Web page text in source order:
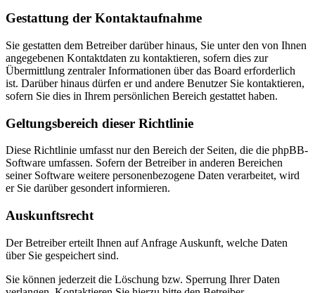
Gestattung der Kontaktaufnahme
Sie gestatten dem Betreiber darüber hinaus, Sie unter den von Ihnen
angegebenen Kontaktdaten zu kontaktieren, sofern dies zur
Übermittlung zentraler Informationen über das Board erforderlich
ist. Darüber hinaus dürfen er und andere Benutzer Sie kontaktieren,
sofern Sie dies in Ihrem persönlichen Bereich gestattet haben.
Geltungsbereich dieser Richtlinie
Diese Richtlinie umfasst nur den Bereich der Seiten, die die phpBB-
Software umfassen. Sofern der Betreiber in anderen Bereichen
seiner Software weitere personenbezogene Daten verarbeitet, wird
er Sie darüber gesondert informieren.
Auskunftsrecht
Der Betreiber erteilt Ihnen auf Anfrage Auskunft, welche Daten
über Sie gespeichert sind.
Sie können jederzeit die Löschung bzw. Sperrung Ihrer Daten